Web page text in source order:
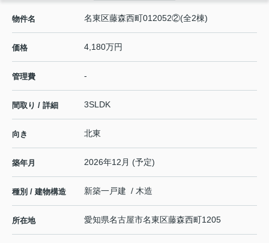
物件名 名東区藤森西町012052②(全2棟)
価格 4,180万円
管理費 -
間取り / 詳細 3SLDK
向き 北東
築年月 2026年12月 (予定)
種別 / 建物構造 新築一戸建 / 木造
所在地 愛知県名古屋市名東区藤森西町1205